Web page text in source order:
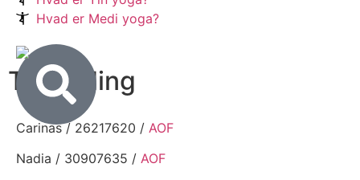
Hvad er Medi yoga?
Tilmelding
Carinas / 26217620 / AOF
Nadia / 30907635 / AOF